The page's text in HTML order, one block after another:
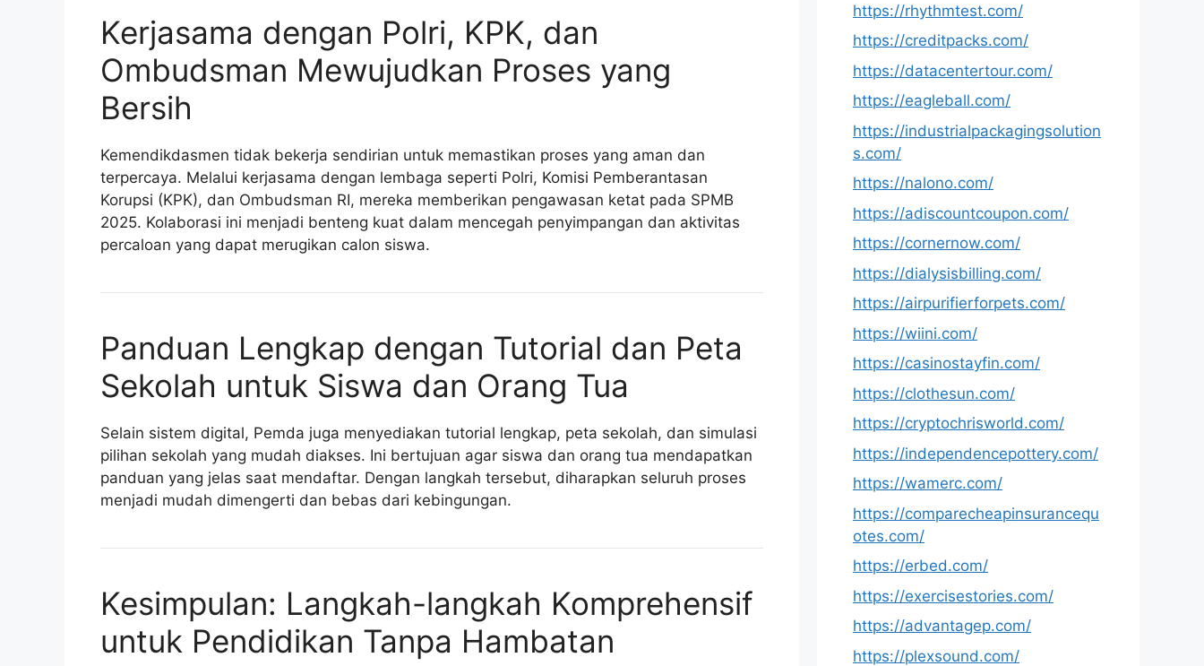
Kerjasama dengan Polri, KPK, dan
Ombudsman Mewujudkan Proses yang
Bersih
Kemendikdasmen tidak bekerja sendirian untuk memastikan proses yang aman dan
terpercaya. Melalui kerjasama dengan lembaga seperti Polri, Komisi Pemberantasan
Korupsi (KPK), dan Ombudsman RI, mereka memberikan pengawasan ketat pada SPMB
2025. Kolaborasi ini menjadi benteng kuat dalam mencegah penyimpangan dan aktivitas
percaloan yang dapat merugikan calon siswa.
Panduan Lengkap dengan Tutorial dan Peta
Sekolah untuk Siswa dan Orang Tua
Selain sistem digital, Pemda juga menyediakan tutorial lengkap, peta sekolah, dan simulasi
pilihan sekolah yang mudah diakses. Ini bertujuan agar siswa dan orang tua mendapatkan
panduan yang jelas saat mendaftar. Dengan langkah tersebut, diharapkan seluruh proses
menjadi mudah dimengerti dan bebas dari kebingungan.
Kesimpulan: Langkah-langkah Komprehensif
untuk Pendidikan Tanpa Hambatan
https://rhythmtest.com/
https://creditpacks.com/
https://datacentertour.com/
https://eagleball.com/
https://industrialpackagingsolution
s.com/
https://nalono.com/
https://adiscountcoupon.com/
https://cornernow.com/
https://dialysisbilling.com/
https://airpurifierforpets.com/
https://wiini.com/
https://casinostayfin.com/
https://clothesun.com/
https://cryptochrisworld.com/
https://independencepottery.com/
https://wamerc.com/
https://comparecheapinsurancequ
otes.com/
https://erbed.com/
https://exercisestories.com/
https://advantagep.com/
https://plexsound.com/